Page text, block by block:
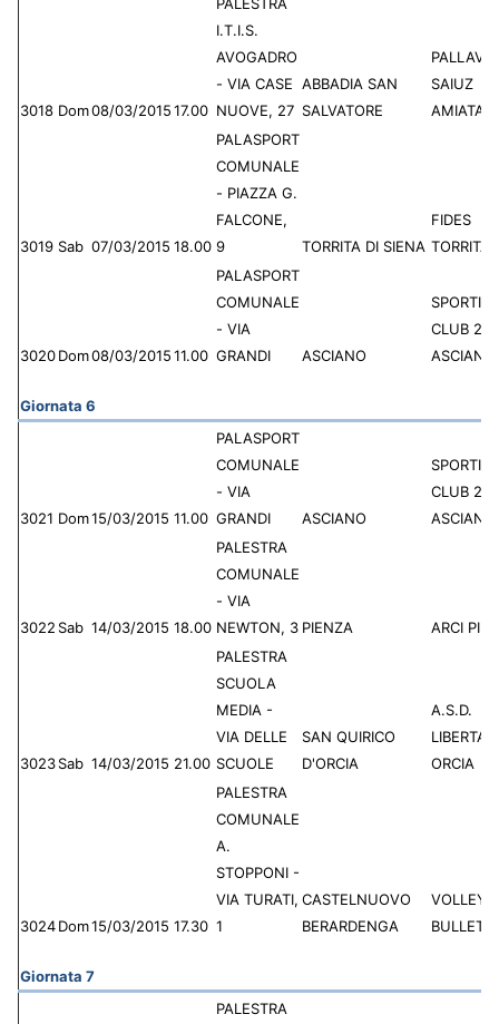
3018 Dom08/03/201517.00
I.T.I.S.
AVOGADRO
- VIA CASE
NUOVE, 27
ABBADIA SAN
SALVATORE
SAIUZ
AMIATA
3019 Sab 07/03/2015 18.00
PALASPORT
COMUNALE
- PIAZZA G.
FALCONE,
9
TORRITA DI SIENA
FIDES
TORRITA
3020Dom08/03/201511.00
PALASPORT
COMUNALE
- VIA
GRANDI
ASCIANO
CLUB
Giornata 6
3021 Dom15/03/2015 11.00
PALASPORT
COMUNALE
- VIA
GRANDI
ASCIANO
CLUB
3022 Sab 14/03/2015 18.00
PALESTRA
COMUNALE
- VIA
NEWTON, 3 PIENZA ARCI
3023Sab 14/03/2015 21.00
PALESTRA
SCUOLA
MEDIA -
VIA DELLE
SCUOLE
SAN QUIRICO
D'ORCIA
A.S.D.
LIBERTAS
ORCIA
3024Dom15/03/2015 17.30
PALESTRA
COMUNALE
A.
STOPPONI -
VIA TURATI,
1
CASTELNUOVO
BERARDENGA
VOLLEY
Giornata 7
PALESTRA